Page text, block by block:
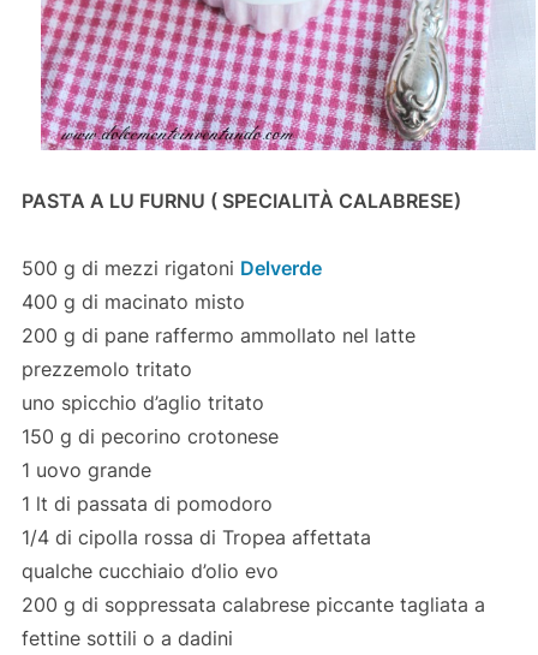
PASTA A LU FURNU ( SPECIALITÀ CALABRESE)
500 g di mezzi rigatoni Delverde
400 g di macinato misto
200 g di pane raffermo ammollato nel latte
prezzemolo tritato
uno spicchio d’aglio tritato
150 g di pecorino crotonese
1 uovo grande
1 lt di passata di pomodoro
1/4 di cipolla rossa di Tropea affettata
qualche cucchiaio d’olio evo
200 g di soppressata calabrese piccante tagliata a
fettine sottili o a dadini